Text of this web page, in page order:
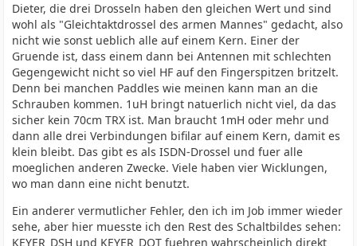
Dieter, die drei Drosseln haben den gleichen Wert und sind
wohl als "Gleichtaktdrossel des armen Mannes" gedacht, also
nicht wie sonst ueblich alle auf einem Kern. Einer der
Gruende ist, dass einem dann bei Antennen mit schlechten
Gegengewicht nicht so viel HF auf den Fingerspitzen britzelt.
Denn bei manchen Paddles wie meinen kann man an die
Schrauben kommen. 1uH bringt natuerlich nicht viel, da das
sicher kein 70cm TRX ist. Man braucht 1mH oder mehr und
dann alle drei Verbindungen bifilar auf einem Kern, damit es
klein bleibt. Das gibt es als ISDN-Drossel und fuer alle
moeglichen anderen Zwecke. Viele haben vier Wicklungen,
wo man dann eine nicht benutzt.
Ein anderer vermutlicher Fehler, den ich im Job immer wieder
sehe, aber hier muesste ich den Rest des Schaltbildes sehen:
KEYER_DSH und KEYER_DOT fuehren wahrscheinlich direkt